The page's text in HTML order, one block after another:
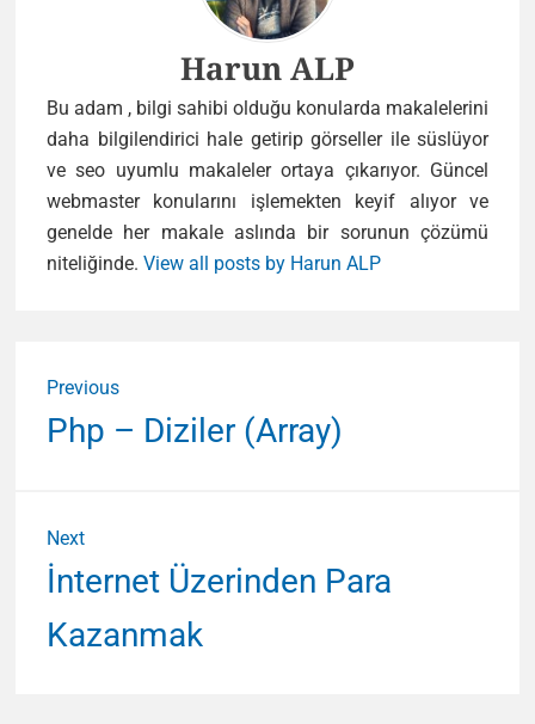
Author
Harun ALP
Bu adam , bilgi sahibi olduğu konularda makalelerini
daha bilgilendirici hale getirip görseller ile süslüyor
ve seo uyumlu makaleler ortaya çıkarıyor. Güncel
webmaster konularını işlemekten keyif alıyor ve
genelde her makale aslında bir sorunun çözümü
niteliğinde. View all posts by Harun ALP
gezinmesi
Previous
Previous
post:
Php – Diziler (Array)
Next
Next
post:
İnternet Üzerinden Para
Kazanmak